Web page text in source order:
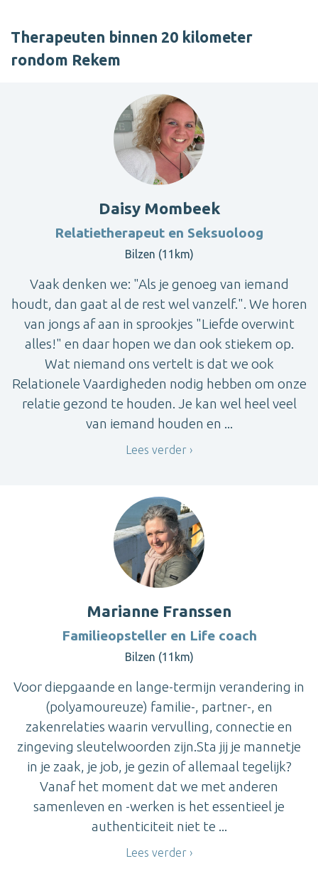
Therapeuten binnen 20 kilometer
rondom Rekem
Daisy Mombeek
Relatietherapeut en Seksuoloog
Bilzen (11km)
Vaak denken we: "Als je genoeg van iemand
houdt, dan gaat al de rest wel vanzelf.". We horen
van jongs af aan in sprookjes "Liefde overwint
alles!" en daar hopen we dan ook stiekem op.
Wat niemand ons vertelt is dat we ook
Relationele Vaardigheden nodig hebben om onze
relatie gezond te houden. Je kan wel heel veel
van iemand houden en ...
Lees verder
Marianne Franssen
Familieopsteller en Life coach
Bilzen (11km)
Voor diepgaande en lange-termijn verandering in
(polyamoureuze) familie-, partner-, en
zakenrelaties waarin vervulling, connectie en
zingeving sleutelwoorden zijn.Sta jij je mannetje
in je zaak, je job, je gezin of allemaal tegelijk?
Vanaf het moment dat we met anderen
samenleven en -werken is het essentieel je
authenticiteit niet te ...
Lees verder